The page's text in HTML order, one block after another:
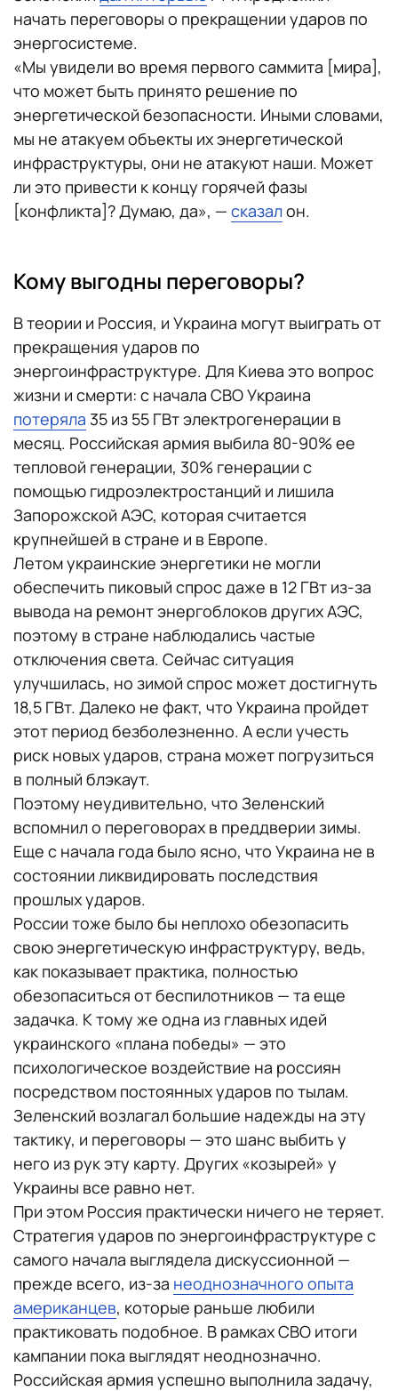
начать переговоры о прекращении ударов по
энергосистеме.
«Мы увидели во время первого саммита [мира],
что может быть принято решение по
энергетической безопасности. Иными словами,
мы не атакуем объекты их энергетической
инфраструктуры, они не атакуют наши. Может
ли это привести к концу горячей фазы
[конфликта]? Думаю, да», — сказалон.
Кому выгодны переговоры?
В теории и Россия, и Украина могут выиграть от
прекращения ударов по
энергоинфраструктуре. Для Киева это вопрос
жизни и смерти: с начала СВО Украина
потеряла 35 из 55 ГВт электрогенерации в
месяц. Российская армия выбила 80-90% ее
тепловой генерации, 30% генерации с
помощью гидроэлектростанций и лишила
Запорожской АЭС, которая считается
крупнейшей в стране и в Европе.
Летом украинские энергетики не могли
обеспечить пиковый спрос даже в 12 ГВт из-за
вывода на ремонт энергоблоков других АЭС,
поэтому в стране наблюдались частые
отключения света. Сейчас ситуация
улучшилась, но зимой спрос может достигнуть
18,5 ГВт. Далеко не факт, что Украина пройдет
этот период безболезненно. А если учесть
риск новых ударов, страна может погрузиться
в полный блэкаут.
Поэтому неудивительно, что Зеленский
вспомнил о переговорах в преддверии зимы.
Еще с начала года было ясно, что Украина не в
состоянии ликвидировать последствия
прошлых ударов.
России тоже было бы неплохо обезопасить
свою энергетическую инфраструктуру, ведь,
как показывает практика, полностью
обезопаситься от беспилотников — та еще
задачка. К тому же одна из главных идей
украинского «плана победы» — это
психологическое воздействие на россиян
посредством постоянных ударов по тылам.
Зеленский возлагал большие надежды на эту
тактику, и переговоры — это шанс выбить у
него из рук эту карту. Других «козырей» у
Украины все равно нет.
При этом Россия практически ничего не теряет.
Стратегия ударов по энергоинфраструктуре с
самого начала выглядела дискуссионной —
прежде всего, из-за неоднозначного опыта
американцев, которые раньше любили
практиковать подобное. В рамках СВО итоги
кампании пока выглядят неоднозначно.
Российская армия успешно выполнила задачу,